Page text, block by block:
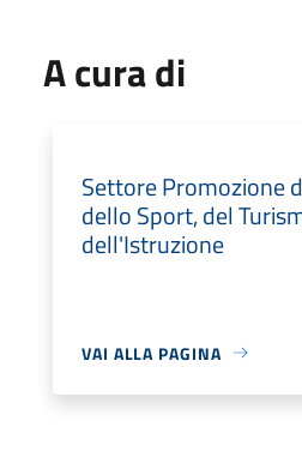
A cura di
Settore Promozione
dello Sport, del
dell'Istruzione
VAI ALLA PAGINA